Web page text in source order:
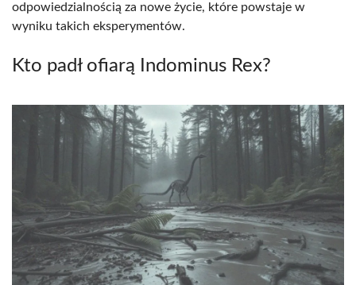
odpowiedzialnością za nowe życie, które powstaje w
wyniku takich eksperymentów.
Kto padł ofiarą Indominus Rex?